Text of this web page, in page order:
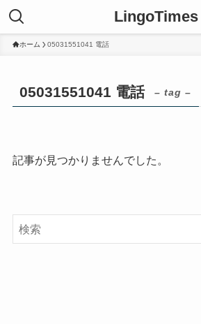
LingoTimes
ホーム 05031551041 電話
05031551041 電話 – tag –
記事が見つかりませんでした。